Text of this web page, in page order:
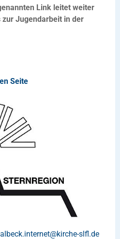
Link leitet weiter
Jugendarbeit in der
Seite
@kirche-slfl.de